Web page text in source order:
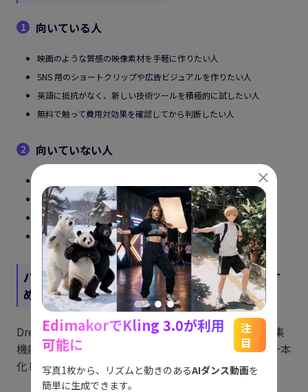
1 向いている人
映画のような質感の映像素材を手軽に作りたい人
SNS 用のショートクリップや広告ビジュアルを作りたい人
英語に抵抗がなく、新しい技術ツールを積極的に試したい人
無料で触って費用対効果を確認してから判断したい人
2 向いていない人
日本語 UI が必須の環境で使いたい人
動画生成＋テロップ・BGM・カット割りまで一括でやりたい人
コストを抑えながら大量のコンテンツを継続的に制作したい人
パート 7. Dream Machineの代替としておすす
めのAI動画編集ソフトEdimakor
Dream Machine は素材生成に特化している一方、編集
機能はありません。生成から編集・書き出しまでを一本
化したい場合は、
HitPaw Edimakorが役に立ちます。
スム
EdimakorでKling 3.0が利用
可能に
注
目
写真1枚から、リズムと動きのあるAIダンス動画を
簡単に生成できます。
アイ